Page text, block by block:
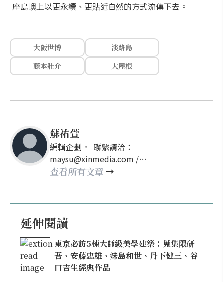
座島嶼上以更永續、更貼近自然的方式流傳下去。
大阪世博
淡路島
藤本壯介
大屋根
蘇祐萱
編輯企劃。 聯繫請洽：
maysu@xinmedia.com /
may860527@gmail.com
查看所有文章
延伸閱讀
東京必訪5棟大師級美學建築：蒐集隈研
吾、安藤忠雄、妹島和世、丹下健三、谷
口吉生經典作品